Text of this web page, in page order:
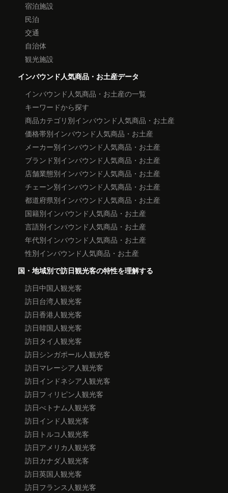
宿泊施設
民泊
交通
自治体
観光施設
インバウンド人気商品・お土産データ
インバウンド人気商品・お土産の一覧
キーワードから探す
商品カテゴリ別インバウンド人気商品・お土産
価格帯別インバウンド人気商品・お土産
メーカー別インバウンド人気商品・お土産
ブランド別インバウンド人気商品・お土産
店舗業態別インバウンド人気商品・お土産
チェーン別インバウンド人気商品・お土産
都道府県別インバウンド人気商品・お土産
国籍別インバウンド人気商品・お土産
言語別インバウンド人気商品・お土産
年代別インバウンド人気商品・お土産
性別インバウンド人気商品・お土産
国・地域別で訪日観光客の特性を理解する
訪日中国人観光客
訪日台湾人観光客
訪日香港人観光客
訪日韓国人観光客
訪日タイ人観光客
訪日シンガポール人観光客
訪日マレーシア人観光客
訪日インドネシア人観光客
訪日フィリピン人観光客
訪日べトナム人観光客
訪日インド人観光客
訪日トルコ人観光客
訪日アメリカ人観光客
訪日カナダ人観光客
訪日英国人観光客
訪日フランス人観光客